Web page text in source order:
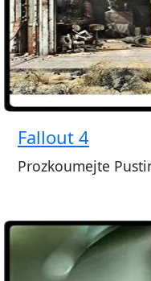
Fallout 4
Prozkoumejte